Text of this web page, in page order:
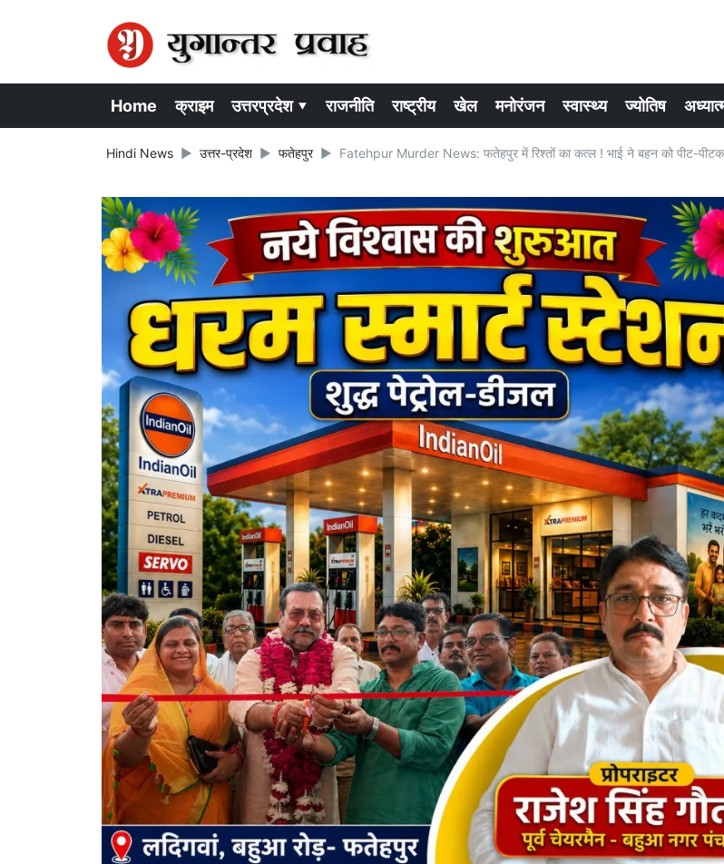
Home क्राइम उत्तरप्रदेश ▾ राजनीति राष्ट्रीय खेल मनोरंजन स्वास्थ्य ज्योतिष
Hindi News उत्तर-प्रदेश फतेहपुर Fatehpur Murder News: फतेहपुर में रिश्तों का कत्ल ! भाई ने बहन को पीट-